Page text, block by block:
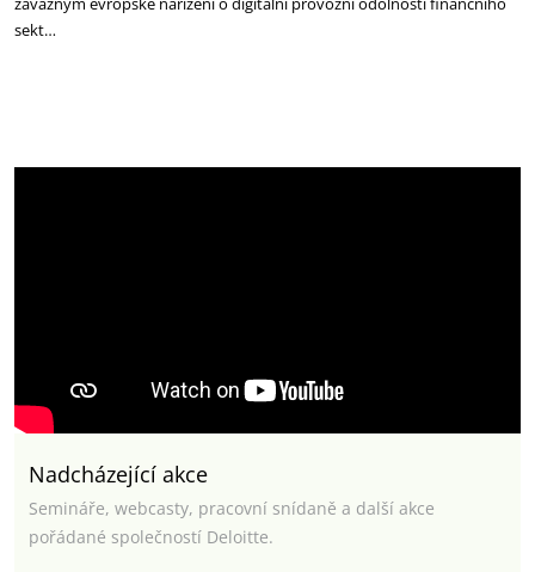
sekt…
Nadcházející akce
Semináře, webcasty, pracovní snídaně a další akce
pořádané společností Deloitte.